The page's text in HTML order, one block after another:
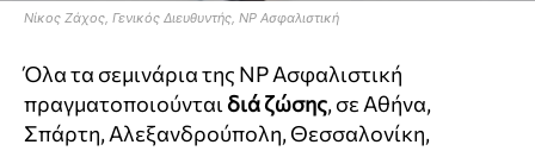
Νίκος Ζάχος, Γενικός Διευθυντής, NP Ασφαλιστική
Όλα τα σεμινάρια της NP Ασφαλιστική
πραγματοποιούνται διά ζώσης, σε Αθήνα,
Σπάρτη, Αλεξανδρούπολη, Θεσσαλονίκη,